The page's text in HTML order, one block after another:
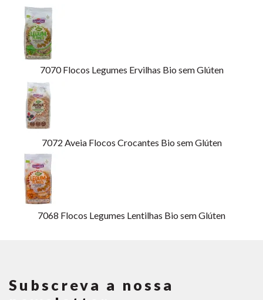
7070Flocos Legumes Ervilhas Bio sem Glúten
7072 Aveia Flocos Crocantes Bio sem Glúten
7068 Flocos Legumes Lentilhas Bio sem Glúten
Subscreva a nossa